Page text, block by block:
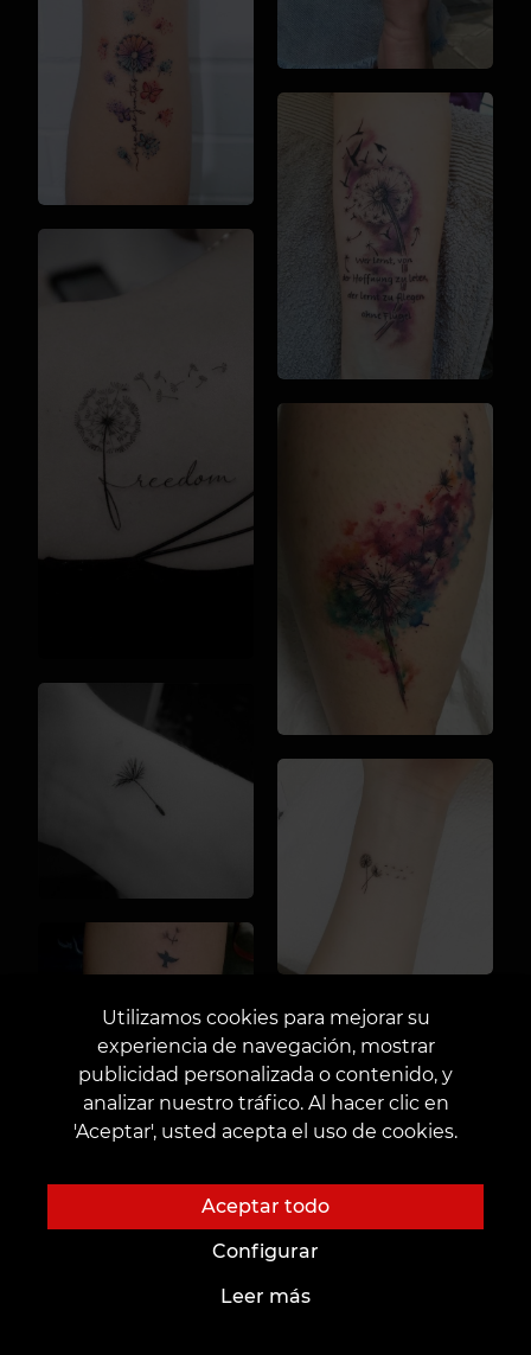
Utilizamos cookies para mejorar su
experiencia de navegación, mostrar
publicidad personalizada o contenido, y
analizar nuestro tráfico. Al hacer clic en
'Aceptar', usted acepta el uso de cookies.
Aceptar todo
Configurar
Leer más